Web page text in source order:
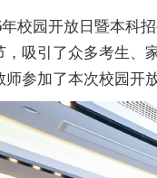
校园开放日暨本科
吸引了众多考生、
参加了本次校园开